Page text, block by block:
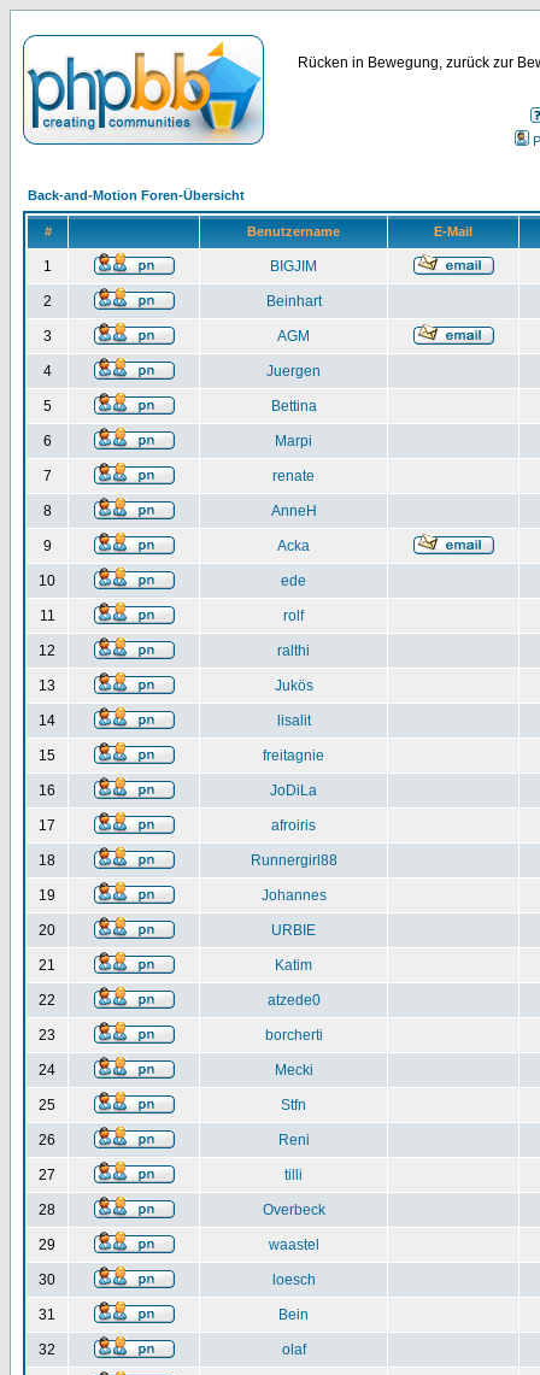
Rücken in Bewegung, zurück zur
Back-and-Motion Foren-Übersicht
# Benutzername E-Mail
1 BIGJIM
2 Beinhart
3 AGM
4 Juergen
5 Bettina
6 Marpi
7 renate
8 AnneH
9 Acka
10 ede
11 rolf
12 ralthi
13 Jukös
14 lisalit
15 freitagnie
16 JoDiLa
17 afroiris
18 Runnergirl88
19 Johannes
20 URBIE
21 Katim
22 atzede0
23 borcherti
24 Mecki
25 Stfn
26 Reni
27 tilli
28 Overbeck
29 waastel
30 loesch
31 Bein
32 olaf